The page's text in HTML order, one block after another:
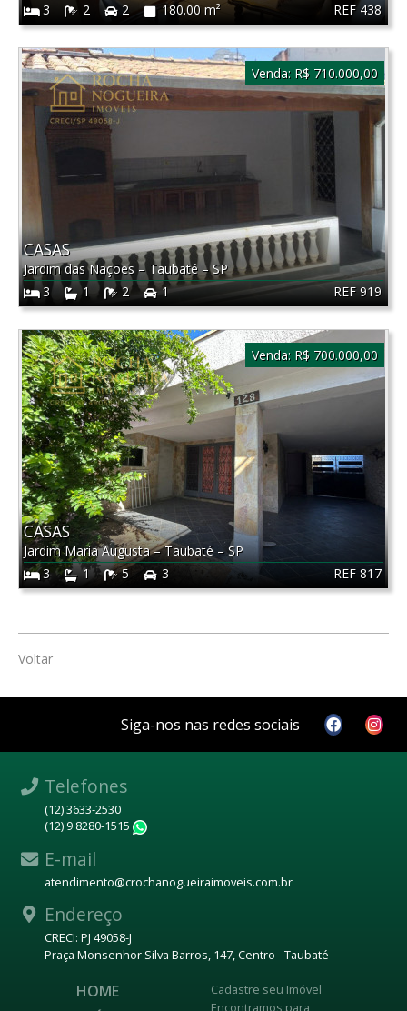
REF 438
3
2 2 180.00 m²
REF 919
CASAS
Jardim das Nações – Taubaté –SP
3
1 2 1
Venda: R$ 710.000,00
REF 817
CASAS
Jardim Maria Augusta–Taubaté – SP
3
1 5 3
Venda: R$ 700.000,00
Voltar
Siga-nos nas redes sociais
Telefones
(12) 3633-2530
(12) 9 8280-1515
E-mail
atendimento@crochanogueiraimoveis.com.br
Endereço
CRECI: PJ 49058-J
Praça Monsenhor Silva Barros, 147, Centro - Taubaté
HOME
Cadastre seu Imóvel